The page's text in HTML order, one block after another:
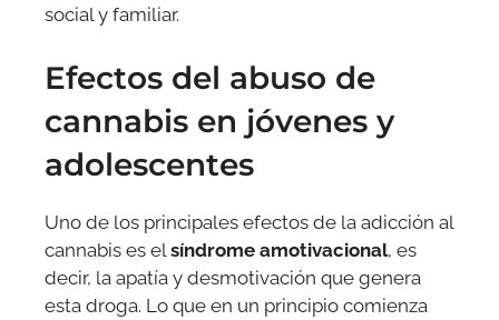
social y familiar.
Efectos del abuso de
cannabis en jóvenes y
adolescentes
Uno de los principales efectos de la adicción al
cannabis es elsíndrome amotivacional, es
decir, la apatía y desmotivación que genera
esta droga. Lo que en un principio comienza